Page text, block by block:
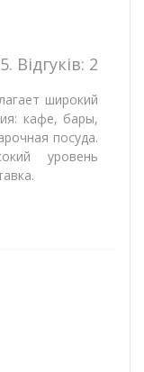
Відгуків: 2
широкий
кафе, бары,
посуда.
уровень